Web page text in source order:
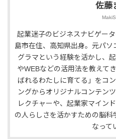
佐藤
起業迷子のビジネスナビゲー
島市在住、高知県出身。元パ
グラマという経験を活かし、
やWEBなどの活用法を教えて
ばれるわたしに育てる」をコ
ングからオリジナルコンテン
レクチャーや、起業家マイン
の人らしさを活かすための脳
なって